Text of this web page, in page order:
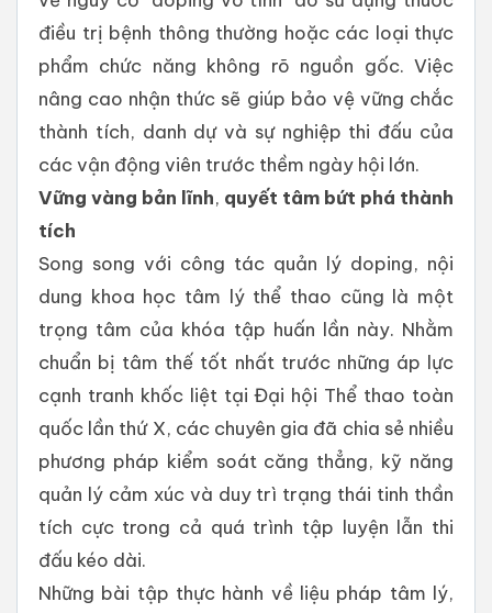
điều trị bệnh thông thường hoặc các loại thực
phẩm chức năng không rõ nguồn gốc. Việc
nâng cao nhận thức sẽ giúp bảo vệ vững chắc
thành tích, danh dự và sự nghiệp thi đấu của
các vận động viên trước thềm ngày hội lớn.
Vững vàng bản lĩnh, quyết tâm bứt phá thành
tích
Song song với công tác quản lý doping, nội
dung khoa học tâm lý thể thao cũng là một
trọng tâm của khóa tập huấn lần này. Nhằm
chuẩn bị tâm thế tốt nhất trước những áp lực
cạnh tranh khốc liệt tại Đại hội Thể thao toàn
quốc lần thứ X, các chuyên gia đã chia sẻ nhiều
phương pháp kiểm soát căng thẳng, kỹ năng
quản lý cảm xúc và duy trì trạng thái tinh thần
tích cực trong cả quá trình tập luyện lẫn thi
đấu kéo dài.
Những bài tập thực hành về liệu pháp tâm lý,